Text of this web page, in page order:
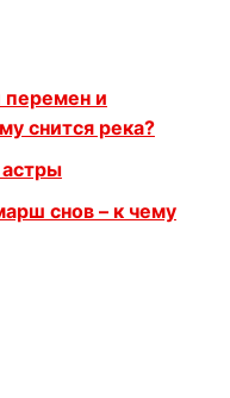
перемен и
снится река?
астры
снов – к чему